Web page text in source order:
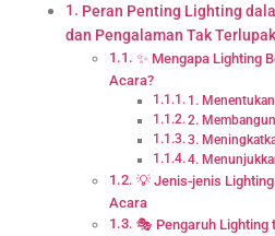
Peran Penting Lighting
dan Pengalaman Tak
✨ Mengapa Lighting
Acara?
1.
2.
3.
4.
💡 Jenis-jenis
Acara
🎭 Pengaruh Lighting